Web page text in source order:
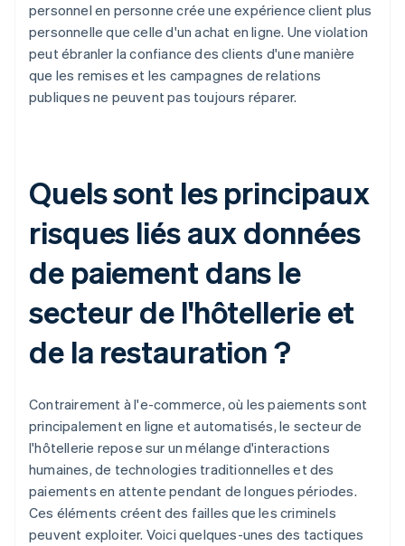
personnel en personne crée une expérience client plus
personnelle que celle d'un achat en ligne. Une violation
peut ébranler la confiance des clients d'une manière
que les remises et les campagnes de relations
publiques ne peuvent pas toujours réparer.
Quels sont les principaux
risques liés aux données
de paiement dans le
secteur de l'hôtellerie et
de la restauration ?
Contrairement à l'e-commerce, où les paiements sont
principalement en ligne et automatisés, le secteur de
l'hôtellerie repose sur un mélange d'interactions
humaines, de technologies traditionnelles et des
paiements en attente pendant de longues périodes.
Ces éléments créent des failles que les criminels
peuvent exploiter. Voici quelques-unes des tactiques